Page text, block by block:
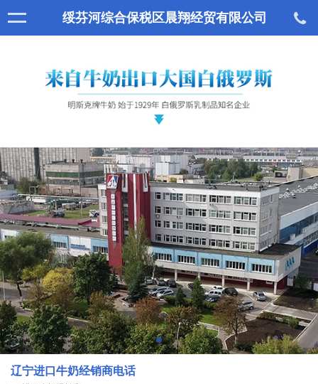
绥芬河综合保税区晨翔经贸有限公司
辽宁进口牛奶经销商电话